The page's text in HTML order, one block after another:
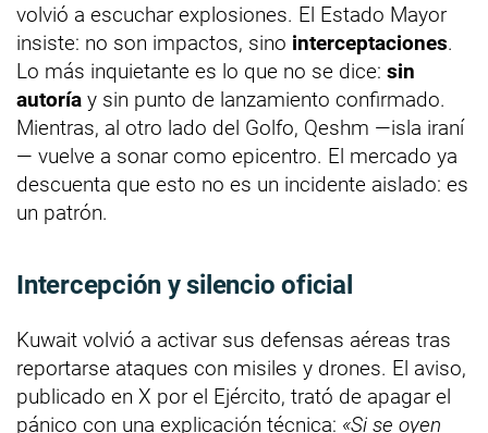
volvió a escuchar explosiones. El Estado Mayor
insiste: no son impactos, sino interceptaciones.
Lo más inquietante es lo que no se dice: sin
autoría y sin punto de lanzamiento confirmado.
Mientras, al otro lado del Golfo, Qeshm —isla iraní
— vuelve a sonar como epicentro. El mercado ya
descuenta que esto no es un incidente aislado: es
un patrón.
Intercepción y silencio oficial
Kuwait volvió a activar sus defensas aéreas tras
reportarse ataques con misiles y drones. El aviso,
publicado en X por el Ejército, trató de apagar el
pánico con una explicación técnica: «Si se oyen